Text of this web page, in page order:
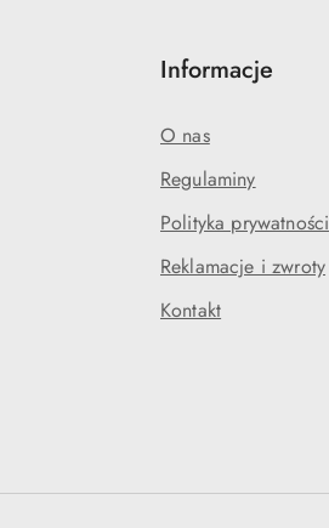
Informacje
O nas
Regulaminy
Polityka prywatności
Reklamacje i zwroty
Kontakt